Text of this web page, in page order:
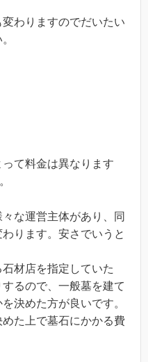
わりますのでだいたい
て料金は異なります
な運営主体があり、同
ります。安さでいうと
材店を指定していた
るので、一般墓を建て
決めた方が良いです。
た上で墓石にかかる費